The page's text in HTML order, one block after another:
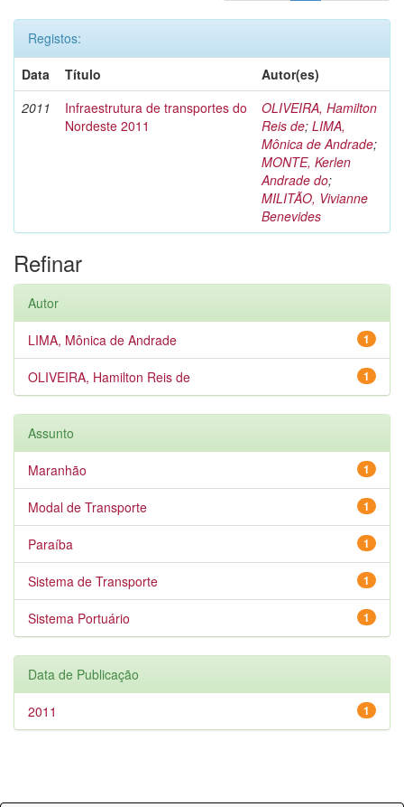
Registos:
Data
Título
Autor(es)
2011
Infraestrutura de transportes do
Nordeste 2011
OLIVEIRA, Hamilton
Reis de; LIMA,
Mônica de Andrade;
MONTE, Kerlen
Andrade do;
MILITÃO, Vivianne
Benevides
Refinar
Autor
1
LIMA, Mônica de Andrade
1
OLIVEIRA, Hamilton Reis de
Assunto
1
Maranhão
1
Modal de Transporte
1
Paraíba
1
Sistema de Transporte
1
Sistema Portuário
Data de Publicação
1
2011